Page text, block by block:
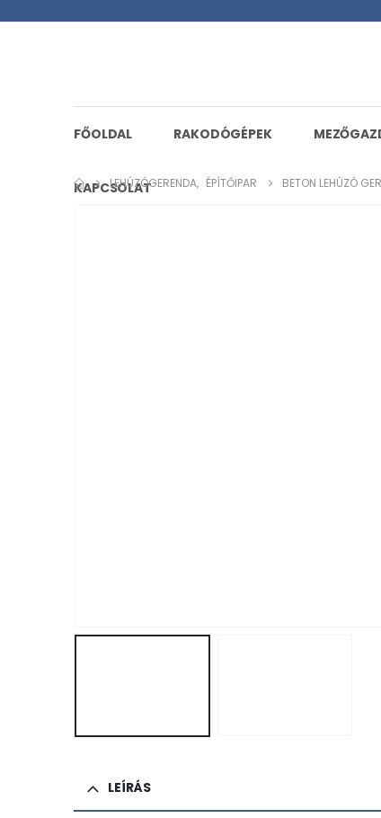
FŐOLDAL RAKODÓGÉPEK
KAPCSOLAT
LEHÚZÓGERENDA, ÉPÍTŐIPAR BETON LEHÚZÓ
LEÍRÁS